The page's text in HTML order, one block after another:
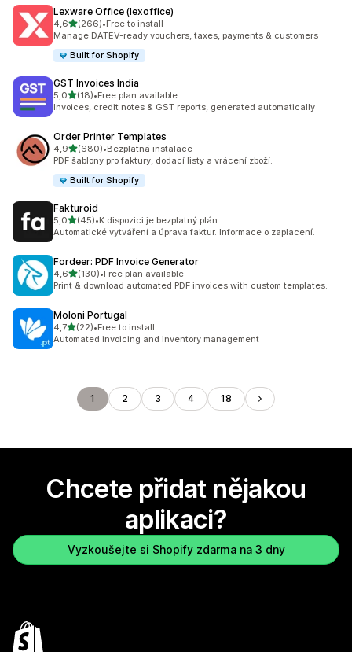
Lexware Office (lexoffice)
4,6z 5 hvězd
(266)
Celkový počet recenzí: 266
•Free to install
Manage DATEV-ready vouchers, taxes, payments & customers
Built for Shopify
GST Invoices India
5,0z 5 hvězd
(18)
Celkový počet recenzí: 18
•Free plan available
Invoices, credit notes & GST reports, generated automatically
Order Printer Templates
4,9z 5 hvězd
(680)
Celkový počet recenzí: 680
•Bezplatná instalace
PDF šablony pro faktury, dodací listy a vrácení zboží.
Built for Shopify
Fakturoid
5,0z 5 hvězd
(45)
Celkový počet recenzí: 45
•K dispozici je bezplatný plán
Automatické vytváření a úprava faktur. Informace o zaplacení.
Fordeer: PDF Invoice Generator
4,6z 5 hvězd
(130)
Celkový počet recenzí: 130
•Free plan available
Print & download automated PDF invoices with custom templates.
Moloni Portugal
4,7z 5 hvězd
(22)
Celkový počet recenzí: 22
•Free to install
Automated invoicing and inventory management
1 2 3 4 18
Chcete přidat nějakou
aplikaci?
Vyzkoušejte si Shopify zdarma na 3 dny